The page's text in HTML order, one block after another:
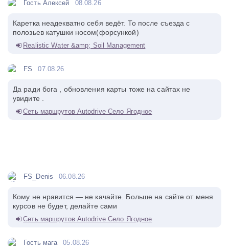
Гость Алексей 08.08.26
Каретка неадекватно себя ведёт. То после съезда с
полозьев катушки носом(форсункой)
Realistic Water &amp; Soil Management
FS 07.08.26
Да ради бога , обновления карты тоже на сайтах не
увидите .
Сеть маршрутов Autodrive Село Ягодное
FS_Denis 06.08.26
Кому не нравится — не качайте. Больше на сайте от меня
курсов не будет, делайте сами
Сеть маршрутов Autodrive Село Ягодное
Гость мага 05.08.26